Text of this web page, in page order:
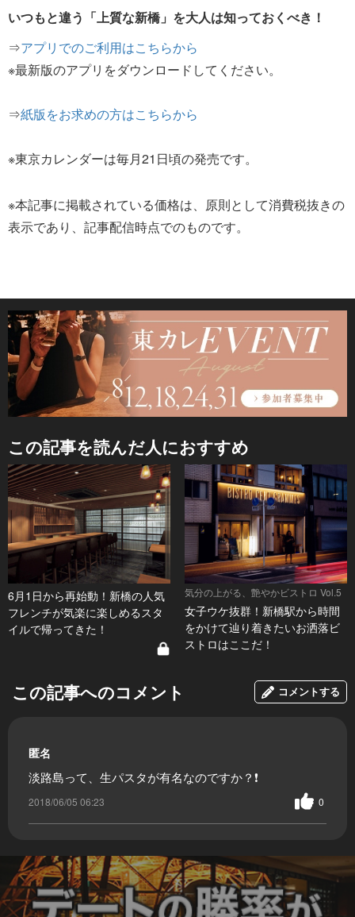
いつもと違う「上質な新橋」を大人は知っておくべき！
⇒アプリでのご利用はこちらから
※最新版のアプリをダウンロードしてください。
⇒紙版をお求めの方はこちらから
※東京カレンダーは毎月21日頃の発売です。
※本記事に掲載されている価格は、原則として消費税抜きの
表示であり、記事配信時点でのものです。
この記事を読んだ人におすすめ
6月1日から再始動！新橋の人気
フレンチが気楽に楽しめるスタ
イルで帰ってきた！
気分の上がる、艶やかビストロ Vol.5
女子ウケ抜群！新橋駅から時間
をかけて辿り着きたいお洒落ビ
ストロはここだ！
この記事へのコメント コメントする
匿名
淡路島って、生パスタが有名なのですか？❗
2018/06/05 06:23 0